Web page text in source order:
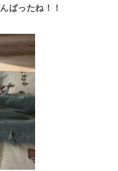
ばったね！！